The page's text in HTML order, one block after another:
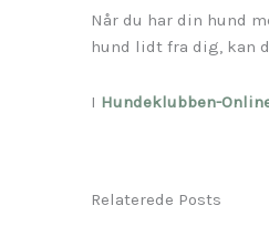
Når du har din hund
hund lidt fra dig, kan
I Hundeklubben-
Relaterede Posts